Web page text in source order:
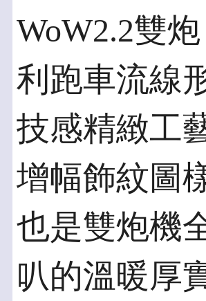
WoW2.2雙
利跑車流線
技感精緻工
增幅飾紋圖
也是雙炮機
叭的溫暖厚